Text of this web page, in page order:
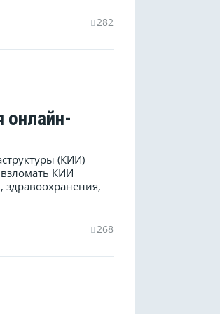
282
онлайн-
(КИИ)
КИИ
здравоохранения,
268